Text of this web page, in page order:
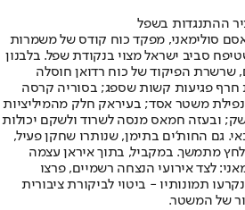
ההתנגדות בשפל
סולימאני, מפקד כוח קודס של משמרות
סביב ישראל מצוי בנקודת שפל. בלבנון
הפיקוד של כוח רדואן חוסלה
חרף פגיעות קשות שספג; בסוריה קרסה
משטר אסד; בעיראק חלק מהמיליציות
ובעזה חמאס מנסה לשרוד ולשקם יכולות
גם החות'ים בתימן, שנותרו שחקן פעיל,
מתמשך. במקביל, בתוך איראן עצמה
לצד אירועי הנצחה רשמיים, פרצו
תמונותיו - ביטוי לביקורת ציבורית
של המשטר.